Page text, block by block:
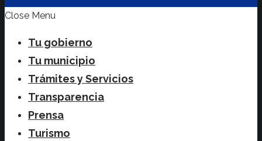
Close Menu
Tu gobierno
Tu municipio
Trámites y Servicios
Transparencia
Prensa
Turismo